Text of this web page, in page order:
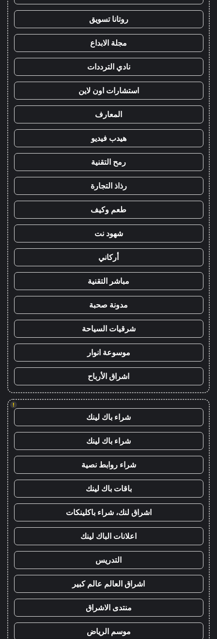
روتانا تسويق
مجلة الابداع
نادي الترددات
استشارات اون لاين
المعارف
هيدب فيديو
رمح التقنية
رذاذ التجارة
طعم وكيف
شهود نت
أركاني
مباشر التقنية
مدونة صحبة
شرقيات السياحة
موسوعة انوار
اشراق الأرباح
!
شراء باك لينك
شراء باك لينك
شراء روابط نصية
باقات باك لينك
اشراق لنك، شراء باكلينكات
اعلانات الباك لينك
التدريس
اشراق العالم عالم كبير
منتدى الاشراق
موسم الرياض